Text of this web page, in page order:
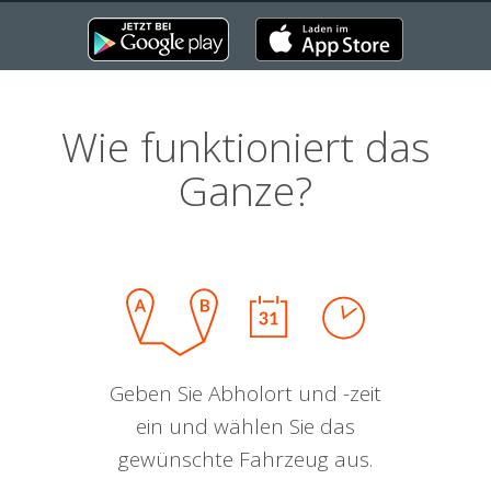
Wie funktioniert das
Ganze?
Geben Sie Abholort und -zeit
ein und wählen Sie das
gewünschte Fahrzeug aus.